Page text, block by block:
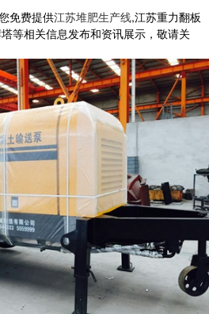
免费提供江苏堆肥生产线,江苏重力翻板
等相关信息发布和资讯展示，敬请关